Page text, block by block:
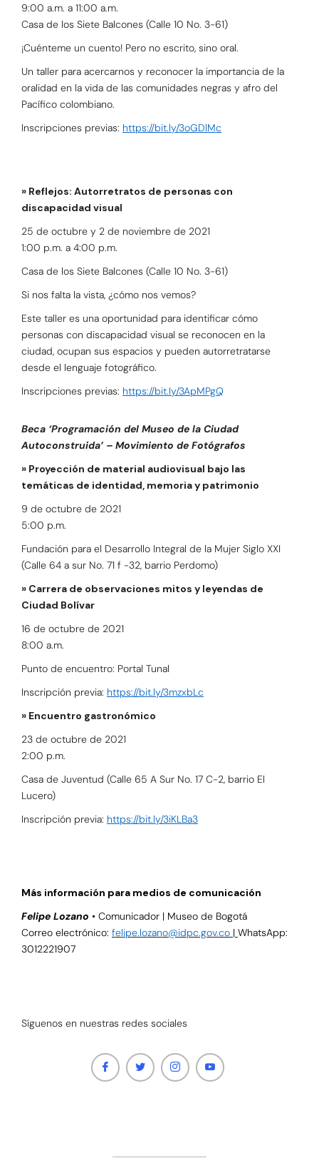
9:00 a.m. a 11:00 a.m.
Casa de los Siete Balcones (Calle 10 No. 3-61)
¡Cuénteme un cuento! Pero no escrito, sino oral.
Un taller para acercarnos y reconocer la importancia de la
oralidad en la vida de las comunidades negras y afro del
Pacífico colombiano.
Inscripciones previas: https://bit.ly/3oGDlMc
» Reflejos: Autorretratos de personas con
discapacidad visual
25 de octubre y 2 de noviembre de 2021
1:00 p.m. a 4:00 p.m.
Casa de los Siete Balcones (Calle 10 No. 3-61)
Si nos falta la vista, ¿cómo nos vemos?
Este taller es una oportunidad para identificar cómo
personas con discapacidad visual se reconocen en la
ciudad, ocupan sus espacios y pueden autorretratarse
desde el lenguaje fotográfico.
Inscripciones previas: https://bit.ly/3ApMPgQ
Beca ‘Programación del Museo de la Ciudad
Autoconstruida’ – Movimiento de Fotógrafos
» Proyección de material audiovisual bajo las
temáticas de identidad, memoria y patrimonio
9 de octubre de 2021
5:00 p.m.
Fundación para el Desarrollo Integral de la Mujer Siglo XXI
(Calle 64 a sur No. 71 f -32, barrio Perdomo)
» Carrera de observaciones mitos y leyendas de
Ciudad Bolívar
16 de octubre de 2021
8:00 a.m.
Punto de encuentro: Portal Tunal
Inscripción previa: https://bit.ly/3mzxbLc
» Encuentro gastronómico
23 de octubre de 2021
2:00 p.m.
Casa de Juventud (Calle 65 A Sur No. 17 C-2, barrio El
Lucero)
Inscripción previa: https://bit.ly/3iKLBa3
Más información para medios de comunicación
Felipe Lozano • Comunicador | Museo de Bogotá
Correo electrónico: felipe.lozano@idpc.gov.co | WhatsApp:
3012221907
Síguenos en nuestras redes sociales